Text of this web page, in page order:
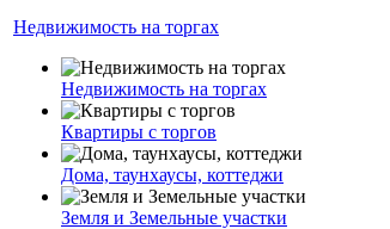
Недвижимость на торгах
Недвижимость на торгах
Квартиры с торгов
Дома, таунхаусы, коттеджи
Земля и Земельные участки